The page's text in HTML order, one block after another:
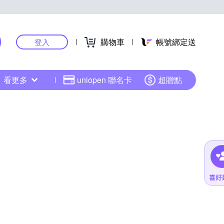
登入 購物車 帳號綁定送
看更多 uniopen 聯名卡 超贈點